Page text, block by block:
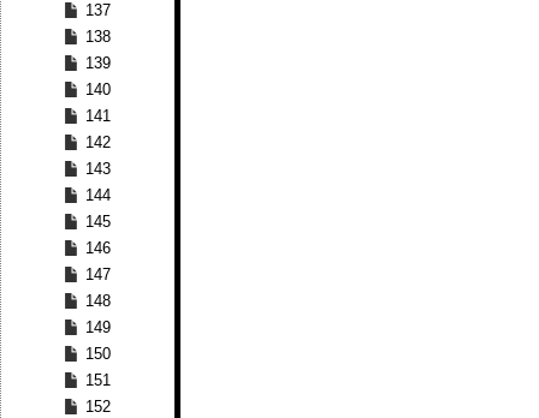
137
138
139
140
141
142
143
144
145
146
147
148
149
150
151
152